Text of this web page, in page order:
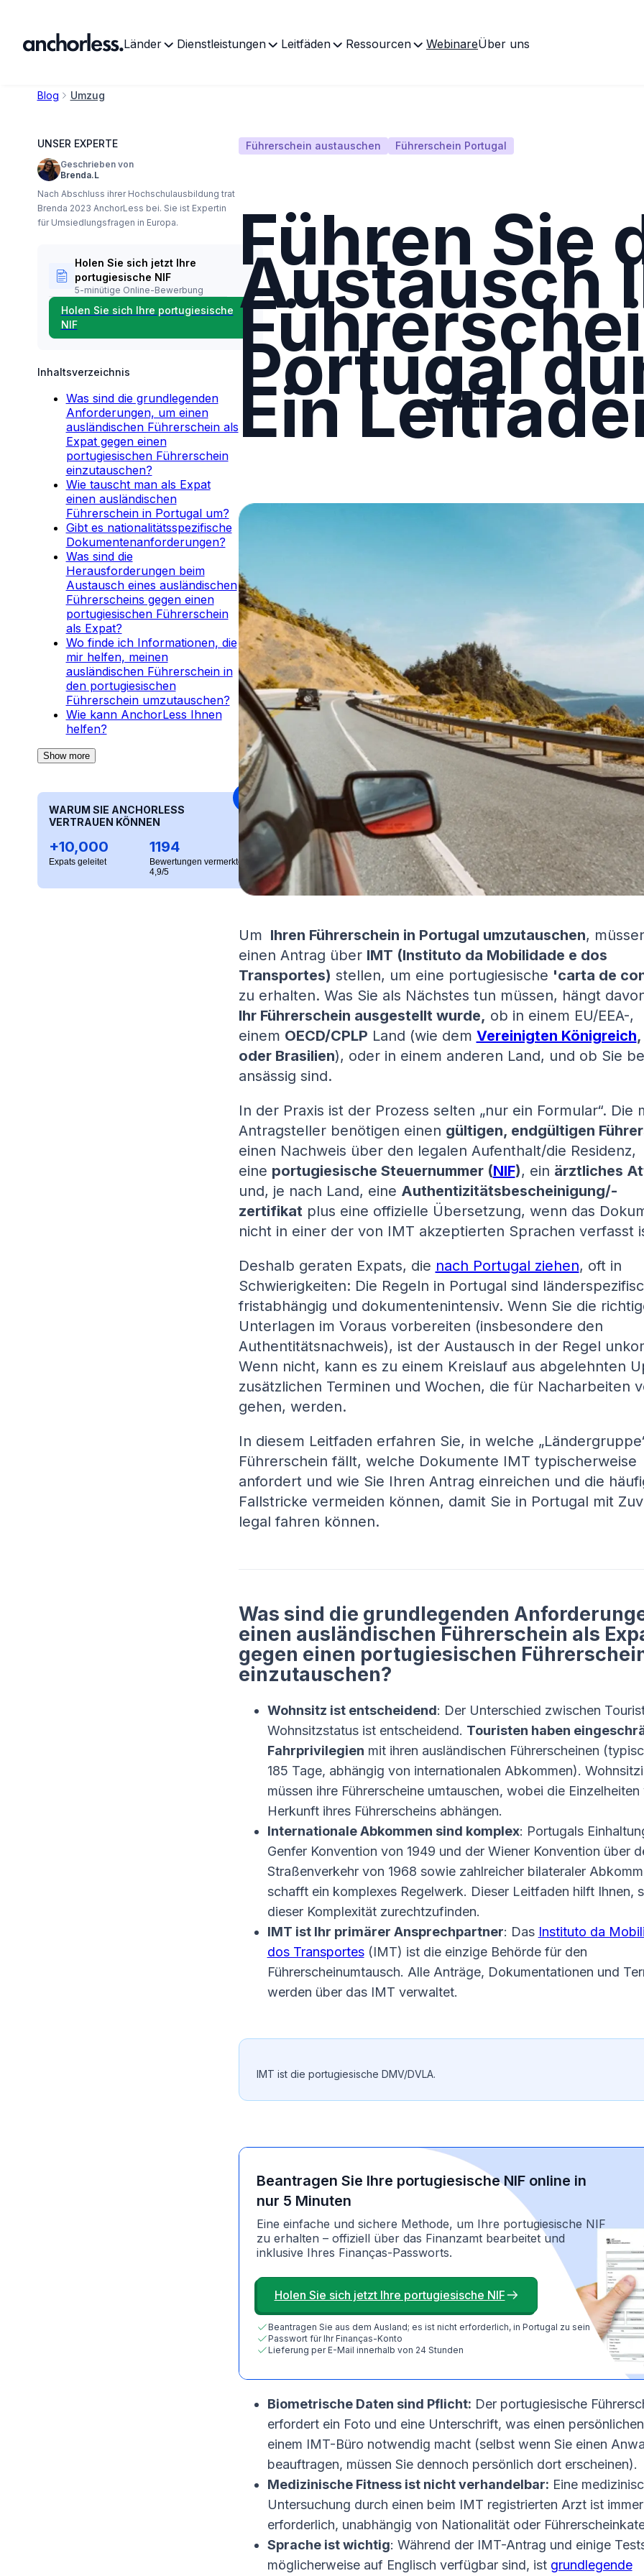
Länder Dienstleistungen Leitfäden Ressourcen WebinareÜber uns
Blog Umzug
UNSER EXPERTE
Geschrieben von
Brenda.L
Nach Abschluss ihrer Hochschulausbildung trat
Brenda 2023 AnchorLess bei. Sie ist Expertin
für Umsiedlungsfragen in Europa.
Holen Sie sich jetzt Ihre
portugiesische NIF
5-minütige Online-Bewerbung
Holen Sie sich Ihre portugiesische
NIF
Inhaltsverzeichnis
Was sind die grundlegenden
Anforderungen, um einen
ausländischen Führerschein als
Expat gegen einen
portugiesischen Führerschein
einzutauschen?
Wie tauscht man als Expat
einen ausländischen
Führerschein in Portugal um?
Gibt es nationalitätsspezifische
Dokumentenanforderungen?
Was sind die
Herausforderungen beim
Austausch eines ausländischen
Führerscheins gegen einen
portugiesischen Führerschein
als Expat?
Wo finde ich Informationen, die
mir helfen, meinen
ausländischen Führerschein in
den portugiesischen
Führerschein umzutauschen?
Wie kann AnchorLess Ihnen
helfen?
Show more
WARUM SIE ANCHORLESS
VERTRAUEN KÖNNEN
+10,000
Expats geleitet
1194
Bewertungen vermerkten
4,9/5
Führerschein austauschen Führerschein Portugal
Führen Sie
Austausch
Portugal
Ein
Um Ihren Führerschein in Portugal umzutauschen,
einen Antrag über IMT (Instituto da Mobilidade e dos
Transportes) stellen, um eine portugiesische 'carta de
zu erhalten. Was Sie als Nächstes tun müssen, hängt
Ihr Führerschein ausgestellt wurde, ob in einem EU/EEA-,
einem OECD/CPLP Land (wie dem Vereinigten Königreich,
oder Brasilien), oder in einem anderen Land, und ob Sie
ansässig sind.
In der Praxis ist der Prozess selten „nur ein Formular“. Die
Antragsteller benötigen einen gültigen, endgültigen
einen Nachweis über den legalen Aufenthalt/die Residenz,
eine portugiesische Steuernummer (NIF), ein ärztliches
und, je nach Land, eine Authentizitätsbescheinigung/-
zertifikat plus eine offizielle Übersetzung, wenn das
nicht in einer der von IMT akzeptierten Sprachen verfasst
Deshalb geraten Expats, die nach Portugal ziehen, oft in
Schwierigkeiten: Die Regeln in Portugal sind
fristabhängig und dokumentenintensiv. Wenn Sie die
Unterlagen im Voraus vorbereiten (insbesondere den
Authentitätsnachweis), ist der Austausch in der Regel
Wenn nicht, kann es zu einem Kreislauf aus abgelehnten
zusätzlichen Terminen und Wochen, die für Nacharbeiten
gehen, werden.
In diesem Leitfaden erfahren Sie, in welche
Führerschein fällt, welche Dokumente IMT typischerweise
anfordert und wie Sie Ihren Antrag einreichen und die
Fallstricke vermeiden können, damit Sie in Portugal mit
legal fahren können.
Was sind die grundlegenden
einen ausländischen Führerschein als
gegen einen portugiesischen
einzutauschen?
Wohnsitz ist entscheidend: Der Unterschied zwischen
Wohnsitzstatus ist entscheidend. Touristen haben
Fahrprivilegien mit ihren ausländischen Führerscheinen
185 Tage, abhängig von internationalen Abkommen).
müssen ihre Führerscheine umtauschen, wobei die
Herkunft ihres Führerscheins abhängen.
Internationale Abkommen sind komplex: Portugals
Genfer Konvention von 1949 und der Wiener Konvention über
Straßenverkehr von 1968 sowie zahlreicher bilateraler
schafft ein komplexes Regelwerk. Dieser Leitfaden hilft Ihnen,
dieser Komplexität zurechtzufinden.
IMT ist Ihr primärer Ansprechpartner: Das Instituto da
dos Transportes(IMT) ist die einzige Behörde für den
Führerscheinumtausch. Alle Anträge, Dokumentationen und
werden über das IMT verwaltet.
IMT ist die portugiesische DMV/DVLA.
Beantragen Sie Ihre portugiesische NIF online in
nur 5 Minuten
Eine einfache und sichere Methode, um Ihre portugiesische NIF
zu erhalten – offiziell über das Finanzamt bearbeitet und
inklusive Ihres Finanças-Passworts.
Holen Sie sich jetzt Ihre portugiesische NIF
Beantragen Sie aus dem Ausland; es ist nicht erforderlich, in Portugal zu sein
Passwort für Ihr Finanças-Konto
Lieferung per E-Mail innerhalb von 24 Stunden
Biometrische Daten sind Pflicht: Der portugiesische
erfordert ein Foto und eine Unterschrift, was einen
einem IMT-Büro notwendig macht (selbst wenn Sie einen
beauftragen, müssen Sie dennoch persönlich dort erscheinen).
Medizinische Fitness ist nicht verhandelbar: Eine
Untersuchung durch einen beim IMT registrierten Arzt ist immer
erforderlich, unabhängig von Nationalität oder
Sprache ist wichtig: Während der IMT-Antrag und einige
möglicherweise auf Englisch verfügbar sind, ist grundlegende